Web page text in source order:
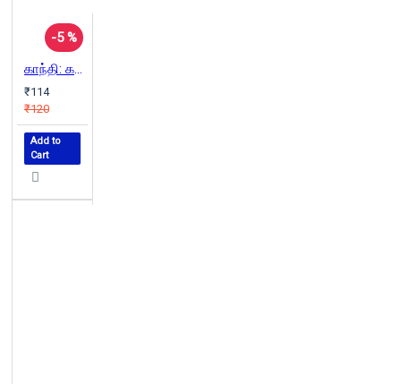
-5 %
காந்தி: கல்விச் சிந்தனைகள்
₹114
₹120
Add to
Cart